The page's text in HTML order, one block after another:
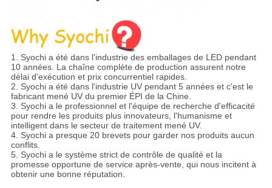
1. Syochi a été dans l'industrie des emballages de LED pendant
10 années. La chaîne complète de production assurent notre
délai d'exécution et prix concurrentiel rapides.
2. Syochi a été dans l'industrie UV pendant 5 années et c'est le
fabricant mené UV du premier ÉPI de la Chine.
3. Syochi a le professionnel et l'équipe de recherche d'efficacité
pour rendre les produits plus innovateurs, l'humanisme et
intelligent dans le secteur de traitement mené UV.
4. Syochi a presque 20 brevets pour garder nos produits aucun
conflits.
5. Syochi a le système strict de contrôle de qualité et la
promesse opportune de service après-vente, qui nous incitent à
obtenir une bonne réputation.